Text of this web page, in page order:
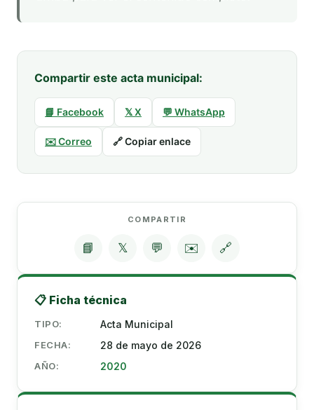
Compartir este acta municipal:
📘 Facebook 𝕏 X 💬 WhatsApp
✉️ Correo 🔗 Copiar enlace
COMPARTIR
📘 𝕏 💬 ✉️ 🔗
📋 Ficha técnica
TIPO: Acta Municipal
FECHA: 28 de mayo de 2026
AÑO: 2020